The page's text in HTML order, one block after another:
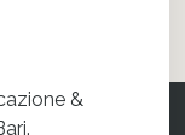
&